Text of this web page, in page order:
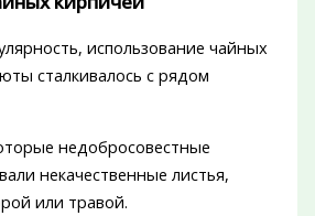
использование чайных
сталкивалось с рядом
недобросовестные
некачественные листья,
или травой.